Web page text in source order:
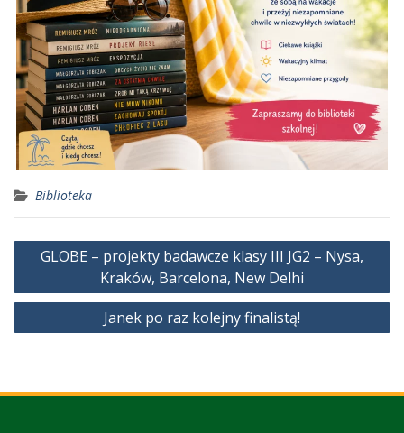
Biblioteka
Nawigacja
GLOBE – projekty badawcze klasy III JG2 – Nysa,
Kraków, Barcelona, New Delhi
Janek po raz kolejny finalistą!